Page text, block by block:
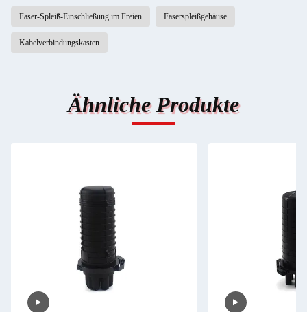
Faser-Spleiß-Einschließung im Freien Faserspleißgehäuse
Kabelverbindungskasten
Ähnliche Produkte